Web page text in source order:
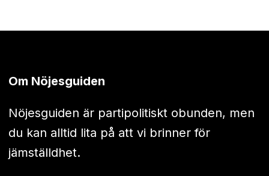
Om Nöjesguiden
Nöjesguiden är partipolitiskt obunden, men
du kan alltid lita på att vi brinner för
jämställdhet.